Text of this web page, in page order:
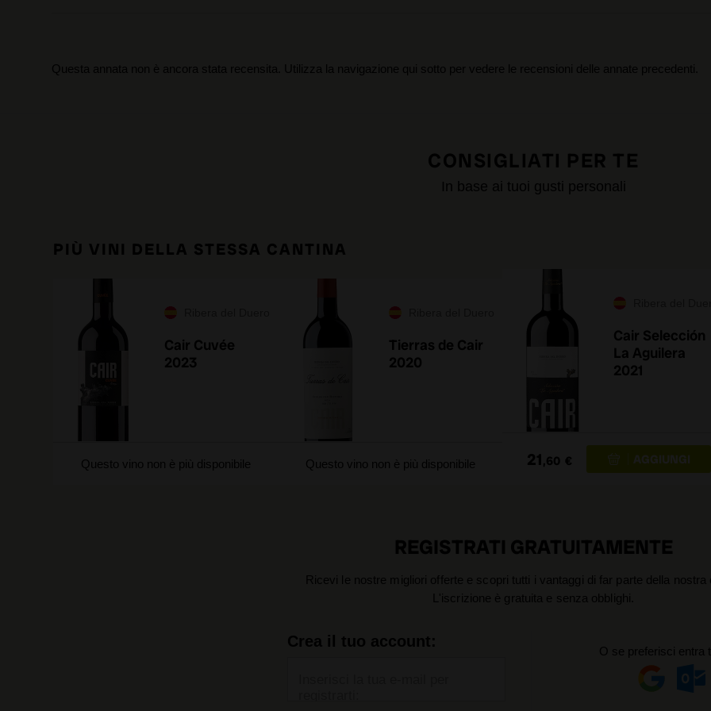
Questa annata non è ancora stata recensita. Utilizza la navigazione qui sotto per vedere le recensioni delle annate precedenti.
CONSIGLIATI PER TE
In base ai tuoi gusti personali
PIÙ VINI DELLA STESSA CANTINA
Cair Cuvée
2023
Questo vino non è più disponibile
Tierras de Cair
2020
Questo vino non è più disponibile
Cair Selección
La Aguilera
2021
21 ,60 €
REGISTRATI GRATUITAMENTE
Ricevi le nostre migliori offerte e scopri tutti i vantaggi di far parte della nostra
L'iscrizione è gratuita e senza obblighi.
Crea il tuo account:
O se preferisci entra